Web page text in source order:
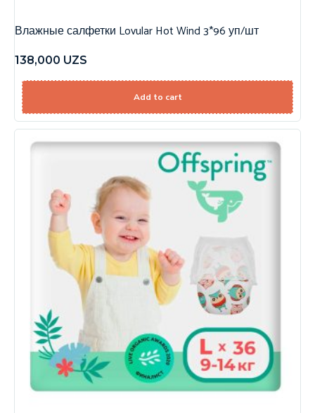
Влажные салфетки Lovular Hot Wind 3*96 уп/шт
138,000 UZS
Add to cart